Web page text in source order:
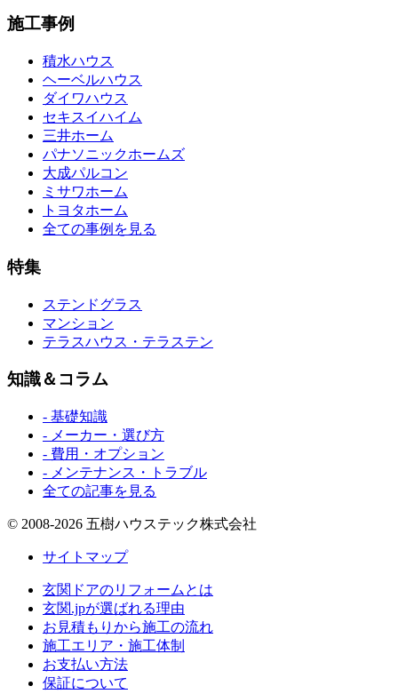
施工事例
積水ハウス
ヘーベルハウス
ダイワハウス
セキスイハイム
三井ホーム
パナソニックホームズ
大成パルコン
ミサワホーム
トヨタホーム
全ての事例を見る
特集
ステンドグラス
マンション
テラスハウス・テラステン
知識＆コラム
- 基礎知識
- メーカー・選び方
- 費用・オプション
- メンテナンス・トラブル
全ての記事を見る
© 2008-2026 五樹ハウステック株式会社
サイトマップ
玄関ドアのリフォームとは
玄関.jpが選ばれる理由
お見積もりから施工の流れ
施工エリア・施工体制
お支払い方法
保証について